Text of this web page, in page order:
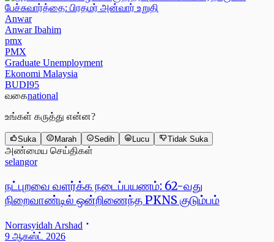
Anwar
Anwar Ibahim
pmx
PMX
Graduate Unemployment
Ekonomi Malaysia
BUDI95
வகைnational
உங்கள் கருத்து என்ன?
Suka Marah Sedih Lucu Tidak Suka
அண்மைய செய்திகள்
selangor
நட்புறவை வளர்க்க நடைப்பயணம்: 62-வது
நிறைவாண்டில் ஒன்றிணைந்த PKNS குடும்பம்
Norrasyidah Arshad
9 ஆகஸ்ட் 2026